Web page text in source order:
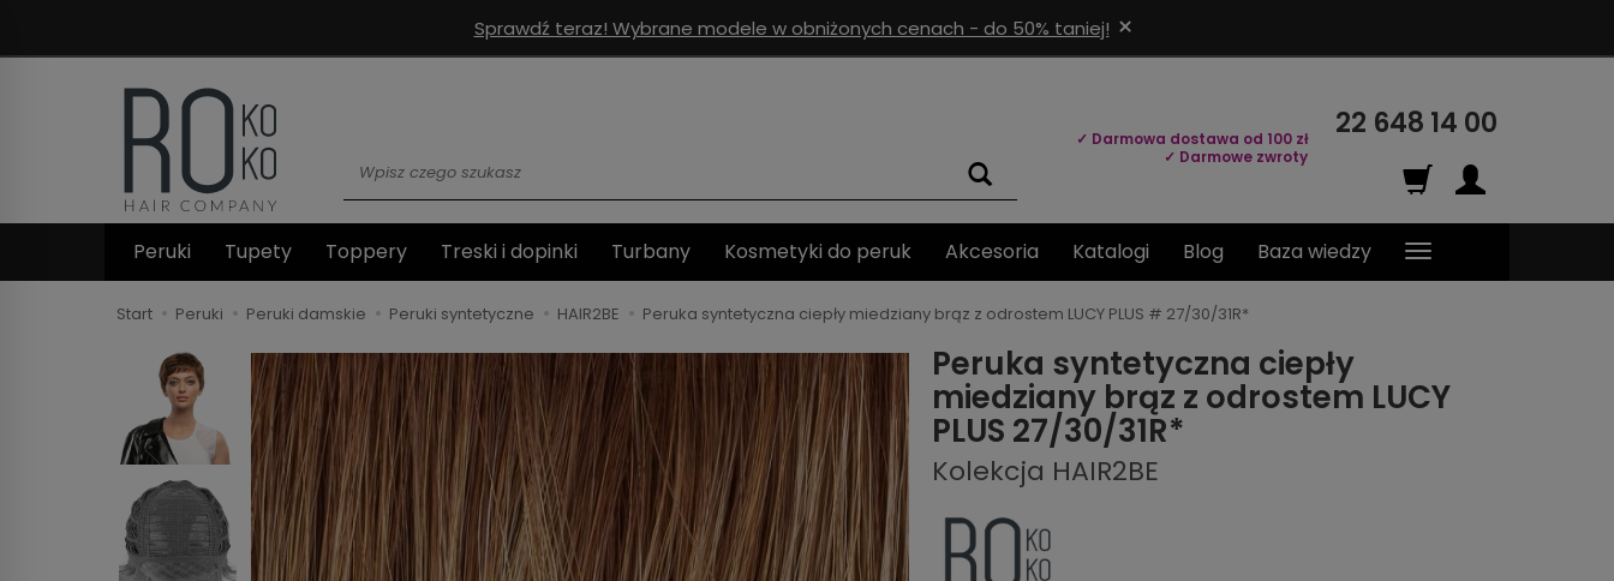
Sprawdź teraz! Wybrane modele w obniżonych cenach - do 50% taniej! ×
✓ Darmowa dostawa od 100 zł
✓ Darmowe zwroty
22 648 14 00
Peruki Tupety Toppery Treski i dopinki Turbany Kosmetyki do peruk Akcesoria Katalogi Blog Baza wiedzy
Start Peruki Peruki damskie Peruki syntetyczne HAIR2BE Peruka syntetyczna ciepły miedziany brąz z odrostem LUCY PLUS # 27/30/31R*
Peruka syntetyczna ciepły
miedziany brąz z odrostem LUCY
PLUS 27/30/31R*
Kolekcja HAIR2BE